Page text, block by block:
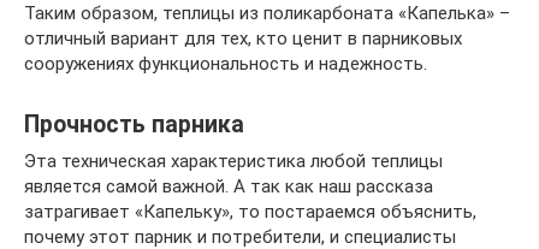
Таким образом, теплицы из поликарбоната «Капелька» –
отличный вариант для тех, кто ценит в парниковых
сооружениях функциональность и надежность.
Прочность парника
Эта техническая характеристика любой теплицы
является самой важной. А так как наш рассказа
затрагивает «Капельку», то постараемся объяснить,
почему этот парник и потребители, и специалисты